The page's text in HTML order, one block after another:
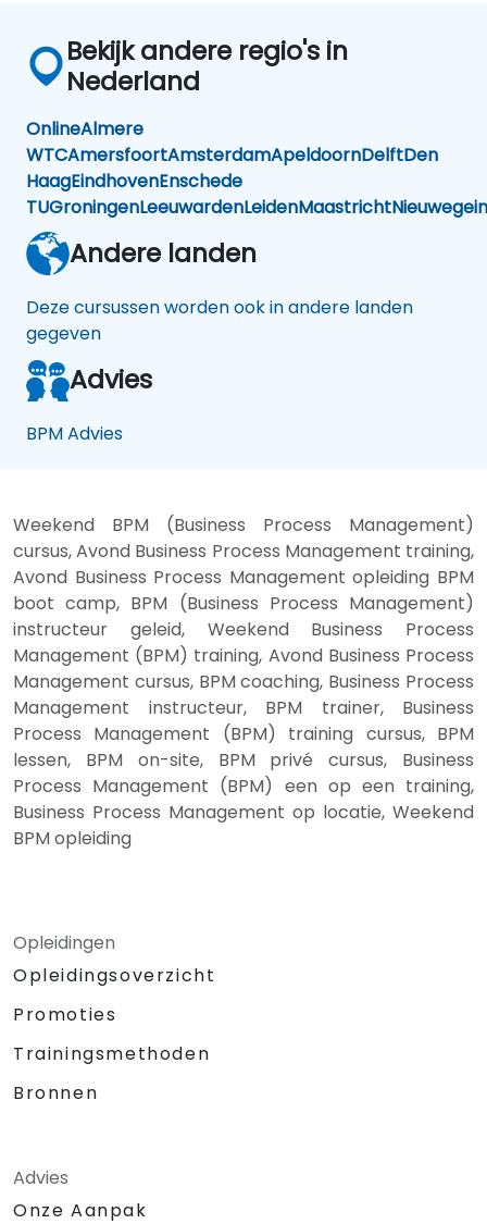
Bekijk andere regio's in
Nederland
OnlineAlmere
WTCAmersfoortAmsterdamApeldoornDelftDen
HaagEindhovenEnschede
TUGroningenLeeuwardenLeidenMaastrichtNieuwegein
Andere landen
Deze cursussen worden ook in andere landen
gegeven
Advies
BPM Advies
Weekend BPM (Business Process Management)
cursus, Avond Business Process Management training,
Avond Business Process Management opleiding BPM
boot camp, BPM (Business Process Management)
instructeur geleid, Weekend Business Process
Management (BPM) training, Avond Business Process
Management cursus, BPM coaching, Business Process
Management instructeur, BPM trainer, Business
Process Management (BPM) training cursus, BPM
lessen, BPM on-site, BPM privé cursus, Business
Process Management (BPM) een op een training,
Business Process Management op locatie, Weekend
BPM opleiding
Opleidingen
Opleidingsoverzicht
Promoties
Trainingsmethoden
Bronnen
Advies
Onze Aanpak